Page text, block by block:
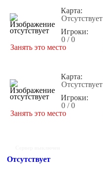
Карта:
Отсутствует
Игроки:
0 / 0
Занять это место
Карта:
Отсутствует
Игроки:
0 / 0
Занять это место
Отсутствует